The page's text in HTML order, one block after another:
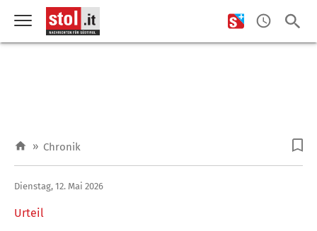
» Chronik
Urteil
Dienstag, 12. Mai 2026